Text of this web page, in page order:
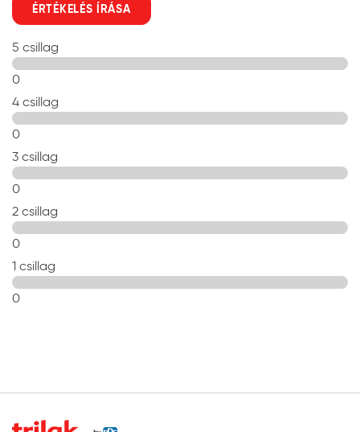
ÉRTÉKELÉS ÍRÁSA
5 csillag
0
4 csillag
0
3 csillag
0
2 csillag
0
1 csillag
0